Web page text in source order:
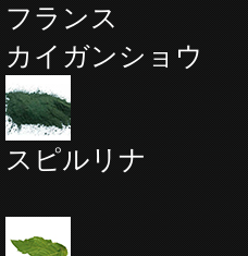
フランス
カイガンショウ
スピルリナ